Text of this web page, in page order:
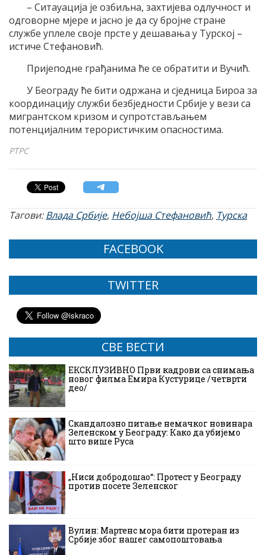
– Ситауација је озбиљна, захтијева одлучност и
одговорне мјере и јасно је да су бројне стране
службе уплеле своје прсте у дешавања у Турској –
истиче Стефановић.
Пријеподне грађанима ће се обратити и Вучић.
У Београду ће бити одржана и сједница Бироа за
координацију служби безбједности Србије у вези са
мигрантском кризом и супротстављањем
потенцијалним терористичким опасностима.
РТРС
Тагови:Влада Србије, Небојша Стефановић, Турска
FACEBOOK
TWITTER
СВЕ ВЕСТИ
ЕКСКЛУЗИВНО Први кадрови са снимања
новог филма Емира Кустурице /четврти
део/
Скандалозно питање немачког новинара
Зеленском у Београду: Како да убијемо
што више Руса
„Ниси добродошао“: Протест у Београду
против посете Зеленског
Вулин: Мартенс мора бити протеран из
Србије због нашег самопоштовања